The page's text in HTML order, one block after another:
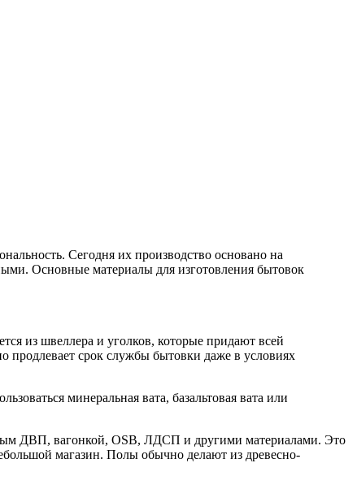
Сегодня их производство основано на
Основные материалы для изготовления бытовок
из швеллера и уголков, которые придают всей
продлевает срок службы бытовки даже в условиях
минеральная вата, базальтовая вата или
ДВП, вагонкой, OSB, ЛДСП и другими материалами. Это
магазин. Полы обычно делают из древесно-